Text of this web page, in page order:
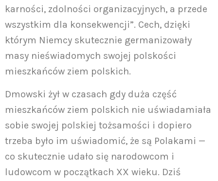
karności, zdolności organizacyjnych, a przede
wszystkim dla konsekwencji”. Cech, dzięki
którym Niemcy skutecznie germanizowały
masy nieświadomych swojej polskości
mieszkańców ziem polskich.
Dmowski żył w czasach gdy duża część
mieszkańców ziem polskich nie uświadamiała
sobie swojej polskiej tożsamości i dopiero
trzeba było im uświadomić, że są Polakami —
co skutecznie udało się narodowcom i
ludowcom w początkach XX wieku. Dziś